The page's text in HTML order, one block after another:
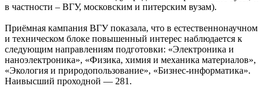
в частности – ВГУ, московским и питерским вузам).
Приёмная кампания ВГУ показала, что в естественнонаучном
и техническом блоке повышенный интерес наблюдается к
следующим направлениям подготовки: «Электроника и
наноэлектроника», «Физика, химия и механика материалов»,
«Экология и природопользование», «Бизнес-информатика».
Наивысший проходной — 281.